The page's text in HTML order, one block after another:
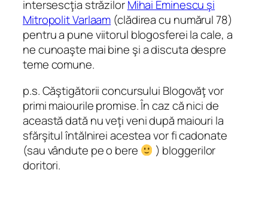
intersescţia străzilorMihai Eminescu şi
Mitropolit Varlaam (clădirea cu numărul 78)
pentru a pune viitorul blogosferei la cale, a
ne cunoaşte mai bine şi a discuta despre
teme comune.
p.s. Căştigătorii concursului Blogovăţ vor
primi maiourile promise. În caz că nici de
această dată nu veţi veni după maiouri la
sfărşitul întălnirei acestea vor fi cadonate
(sau vândute pe o bere
) bloggerilor
doritori.